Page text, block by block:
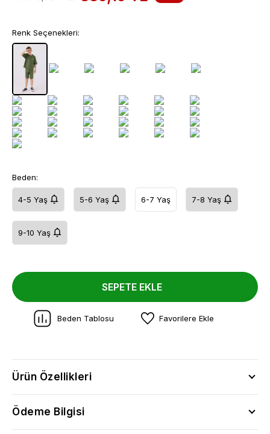
Renk Seçenekleri:
Beden:
4-5 Yaş 5-6 Yaş 6-7 Yaş 7-8 Yaş
9-10 Yaş
SEPETE EKLE
Beden Tablosu Favorilere Ekle
Ürün Özellikleri
Ödeme Bilgisi